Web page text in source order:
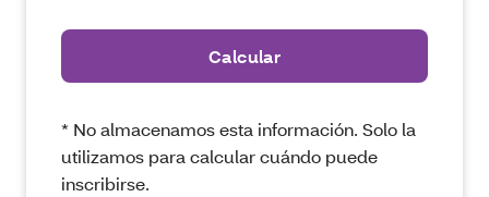
Calcular
* No almacenamos esta información. Solo la
utilizamos para calcular cuándo puede
inscribirse.